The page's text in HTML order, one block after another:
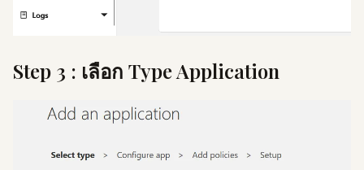
Step 3 : เลือก Type Application